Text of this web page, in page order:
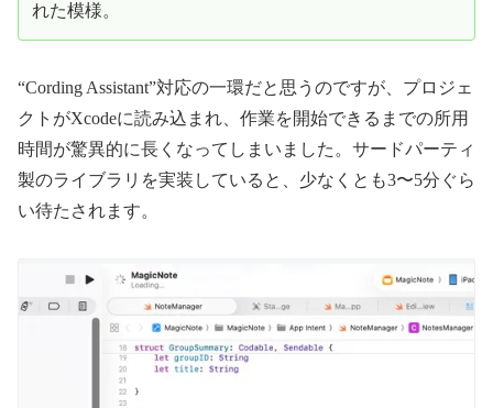
れた模様。
“Cording Assistant”対応の一環だと思うのですが、プロジェ
クトがXcodeに読み込まれ、作業を開始できるまでの所用
時間が驚異的に長くなってしまいました。サードパーティ
製のライブラリを実装していると、少なくとも3〜5分ぐら
い待たされます。